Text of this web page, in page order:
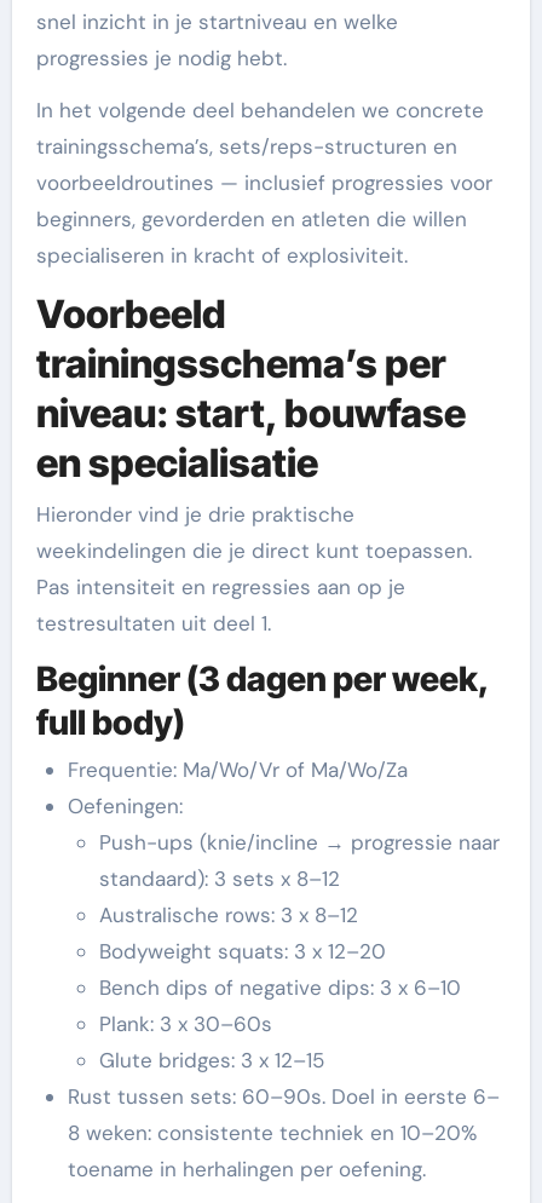
snel inzicht in je startniveau en welke
progressies je nodig hebt.
In het volgende deel behandelen we concrete
trainingsschema’s, sets/reps-structuren en
voorbeeldroutines — inclusief progressies voor
beginners, gevorderden en atleten die willen
specialiseren in kracht of explosiviteit.
Voorbeeld
trainingsschema’s per
niveau: start, bouwfase
en specialisatie
Hieronder vind je drie praktische
weekindelingen die je direct kunt toepassen.
Pas intensiteit en regressies aan op je
testresultaten uit deel 1.
Beginner (3 dagen per week,
full body)
Frequentie: Ma/Wo/Vr of Ma/Wo/Za
Oefeningen:
Push-ups (knie/incline → progressie naar
standaard): 3 sets x 8–12
Australische rows: 3 x 8–12
Bodyweight squats: 3 x 12–20
Bench dips of negative dips: 3 x 6–10
Plank: 3 x 30–60s
Glute bridges: 3 x 12–15
Rust tussen sets: 60–90s. Doel in eerste 6–
8 weken: consistente techniek en 10–20%
toename in herhalingen per oefening.